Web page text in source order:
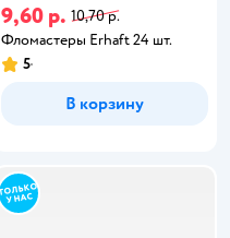
9,60 р. 10,70 р.
Фломастеры Erhaft 24 шт.
5
В корзину